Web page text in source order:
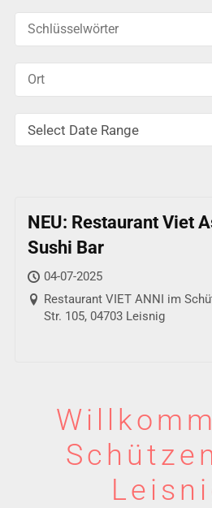
Select Date Range
NEU: Restaurant Viet
Sushi Bar
04-07-2025
Restaurant VIET ANNI im
Str. 105, 04703 Leisnig